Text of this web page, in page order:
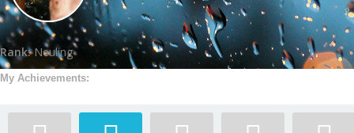
Rank:Neuling
My Achievements: